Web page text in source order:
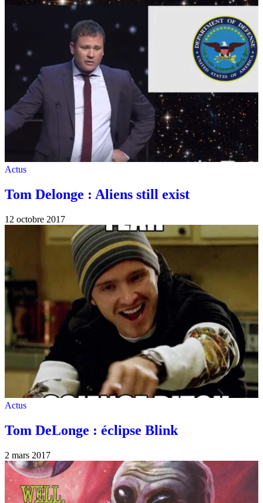
Actus
Tom Delonge : Aliens still exist
12 octobre 2017
Actus
Tom DeLonge : éclipse Blink
2 mars 2017